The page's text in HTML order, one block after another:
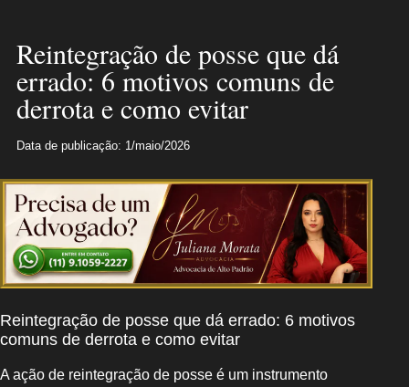
Reintegração de posse que dá
errado: 6 motivos comuns de
derrota e como evitar
Data de publicação: 1/maio/2026
Reintegração de posse que dá errado: 6 motivos
comuns de derrota e como evitar
A ação de reintegração de posse é um instrumento